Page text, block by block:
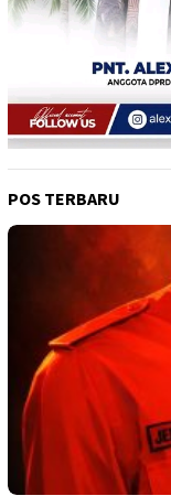
POS TERBARU